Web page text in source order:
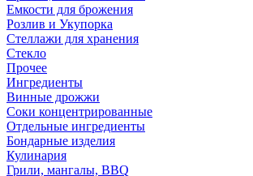
Емкости для брожения
Розлив и Укупорка
Стеллажи для хранения
Стекло
Прочее
Ингредиенты
Винные дрожжи
Соки концентрированные
Отдельные ингредиенты
Бондарные изделия
Кулинария
Грили, мангалы, BBQ